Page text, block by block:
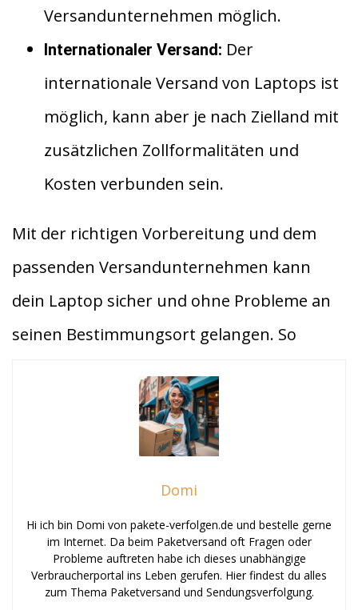
Versandunternehmen möglich.
Internationaler Versand: Der
internationale Versand von Laptops ist
möglich, kann aber je nach Zielland mit
zusätzlichen Zollformalitäten und
Kosten verbunden sein.
Mit der richtigen Vorbereitung und dem
passenden Versandunternehmen kann
dein Laptop sicher und ohne Probleme an
seinen Bestimmungsort gelangen. So
Domi
Hi ich bin Domi von pakete-verfolgen.de und bestelle gerne
im Internet. Da beim Paketversand oft Fragen oder
Probleme auftreten habe ich dieses unabhängige
Verbraucherportal ins Leben gerufen. Hier findest du alles
zum Thema Paketversand und Sendungsverfolgung.